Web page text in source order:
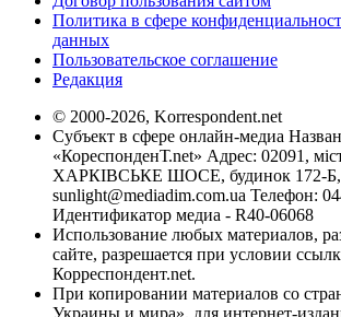
Политика в сфере
данных
Пользовательское соглашение
Редакция
© 2000-2026, Korrespondent.net
Субъект в сфере онлайн-медиа
«КореспонденТ.net» Адрес: 02091,
ХАРКІВСЬКЕ ШОСЕ, будинок 172-Б,
sunlight@mediadim.com.ua Телефон:
Идентификатор медиа - R40-06068
Использование любых материалов,
сайте, разрешается при условии
Корреспондент.net.
При копировании материалов со